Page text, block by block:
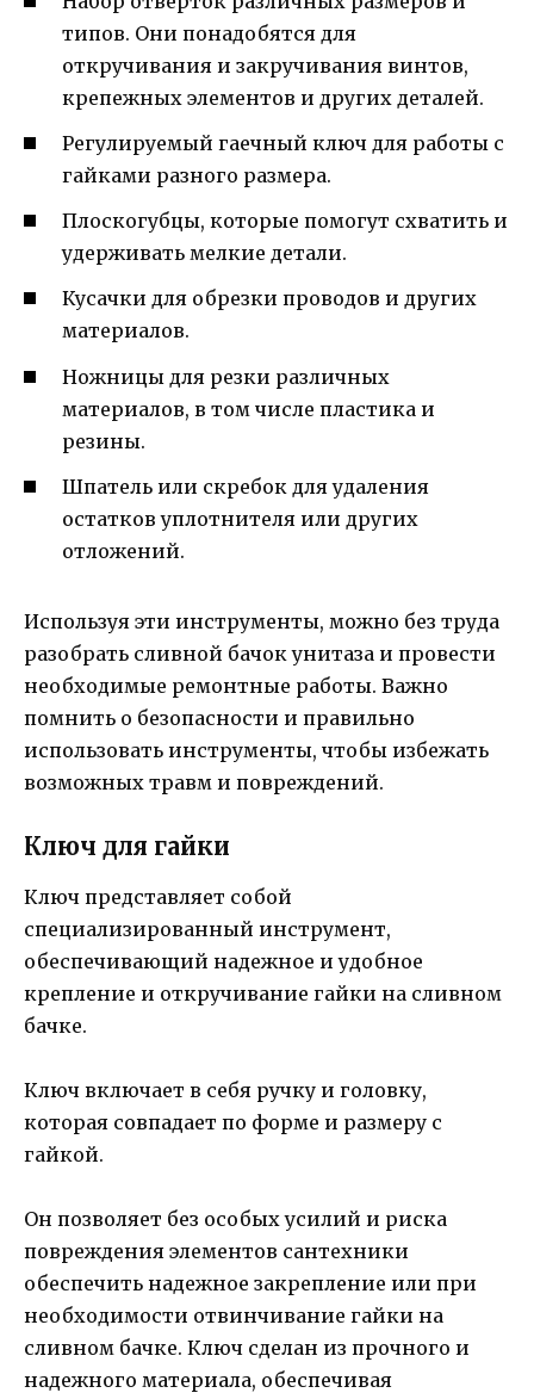
типов. Они понадобятся для
откручивания и закручивания винтов,
крепежных элементов и других деталей.
Регулируемый гаечный ключ для работы с
гайками разного размера.
Плоскогубцы, которые помогут схватить и
удерживать мелкие детали.
Кусачки для обрезки проводов и других
материалов.
Ножницы для резки различных
материалов, в том числе пластика и
резины.
Шпатель или скребок для удаления
остатков уплотнителя или других
отложений.
Используя эти инструменты, можно без труда
разобрать сливной бачок унитаза и провести
необходимые ремонтные работы. Важно
помнить о безопасности и правильно
использовать инструменты, чтобы избежать
возможных травм и повреждений.
Ключ для гайки
Ключ представляет собой
специализированный инструмент,
обеспечивающий надежное и удобное
крепление и откручивание гайки на сливном
бачке.
Ключ включает в себя ручку и головку,
которая совпадает по форме и размеру с
гайкой.
Он позволяет без особых усилий и риска
повреждения элементов сантехники
обеспечить надежное закрепление или при
необходимости отвинчивание гайки на
сливном бачке. Ключ сделан из прочного и
надежного материала, обеспечивая